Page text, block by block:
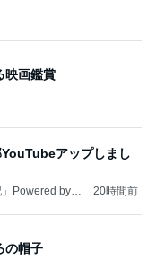
映画鑑賞
アップしまし
Powered by A
20時間前
の帽子